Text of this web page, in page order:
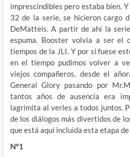
imprescindibles pero estaba bien.
32 de la serie, se hicieron cargo
DeMatteis. A partir de ahí la
espuma. Booster volvía a ser el
tiempos de la JLI. Y por si fuese
en el tiempo pudimos volver a
viejos compañeros, desde el
General Glory pasando por
tantos años de ausencia era
lagrimita al verles a todos juntos.
de los diálogos más divertidos de
que está aquí incluida esta etapa
Nº1